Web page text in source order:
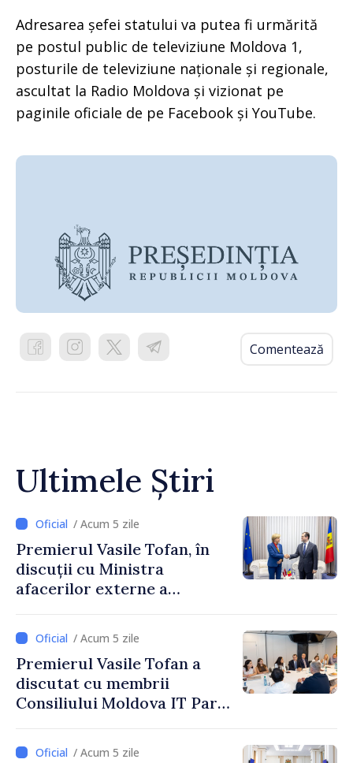
Adresarea șefei statului va putea fi urmărită
pe postul public de televiziune Moldova 1,
posturile de televiziune naționale și regionale,
ascultat la Radio Moldova și vizionat pe
paginile oficiale de pe Facebook și YouTube.
Comentează
Ultimele Știri
/ Acum 5 zile
Premierul Vasile Tofan, în
discuții cu Ministra
afacerilor externe a
/ Acum 5 zile
Premierul Vasile Tofan a
discutat cu membrii
Consiliului Moldova IT Park:
industriei IT”
/ Acum 5 zile